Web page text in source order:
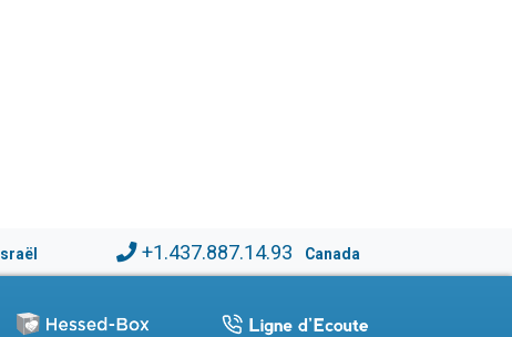
Israël +1.437.887.14.93 Canada